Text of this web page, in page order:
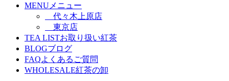
MENUメニュー
代々木上原店
東京店
TEA LISTお取り扱い紅茶
BLOGブログ
FAQよくあるご質問
WHOLESALE紅茶の卸